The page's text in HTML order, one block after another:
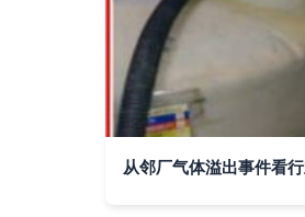
从邻厂气体溢出事件看